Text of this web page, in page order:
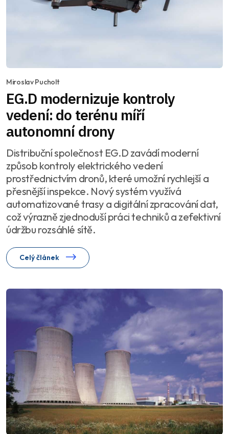
Miroslav Pucholt
EG.D modernizuje kontroly
vedení: do terénu míří
autonomní drony
Distribuční společnost EG.D zavádí moderní
způsob kontroly elektrického vedení
prostřednictvím dronů, které umožní rychlejší a
přesnější inspekce. Nový systém využívá
automatizované trasy a digitální zpracování dat,
což výrazně zjednoduší práci techniků a zefektivní
údržbu rozsáhlé sítě.
Celý článek